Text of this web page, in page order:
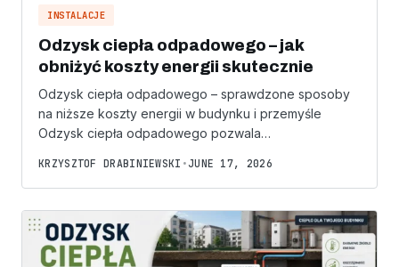
INSTALACJE
Odzysk ciepła odpadowego – jak
obniżyć koszty energii skutecznie
Odzysk ciepła odpadowego – sprawdzone sposoby
na niższe koszty energii w budynku i przemyśle
Odzysk ciepła odpadowego pozwala…
KRZYSZTOF DRABINIEWSKI • JUNE 17, 2026